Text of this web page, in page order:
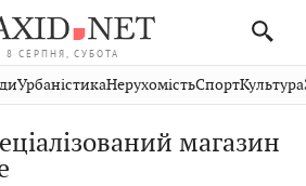
8 СЕРПНЯ, СУБОТА
Публікації
Авто СловкоКультура
Кіно Дім СпортКраєзнавство
УрбаністикаНерухомістьСпортКультура
магазин